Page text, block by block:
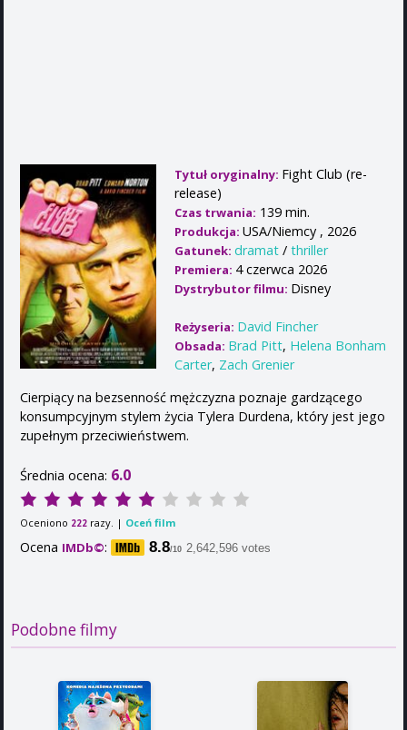
Tytuł oryginalny: Fight Club (re-
release)
Czas trwania: 139 min.
Produkcja: USA/Niemcy , 2026
Gatunek: dramat / thriller
Premiera: 4 czerwca 2026
Dystrybutor filmu: Disney
Reżyseria: David Fincher
Obsada: Brad Pitt, Helena Bonham
Carter, Zach Grenier
Cierpiący na bezsenność mężczyzna poznaje gardzącego
konsumpcyjnym stylem życia Tylera Durdena, który jest jego
zupełnym przeciwieństwem.
Średnia ocena: 6.0
Oceniono 222 razy. | Oceń film
Ocena IMDb©: 8.8/10 2,642,596 votes
Podobne filmy